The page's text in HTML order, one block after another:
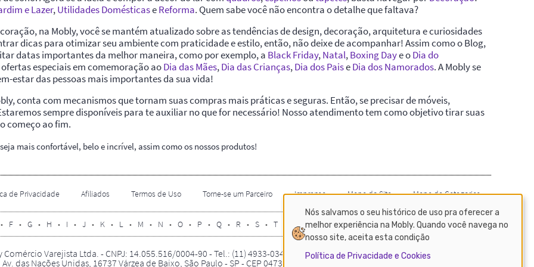
Nós salvamos o seu histórico de uso pra oferecer a
melhor experiência na Mobly. Quando você navega no
nosso site, aceita esta condição
Política de Privacidade e Cookies